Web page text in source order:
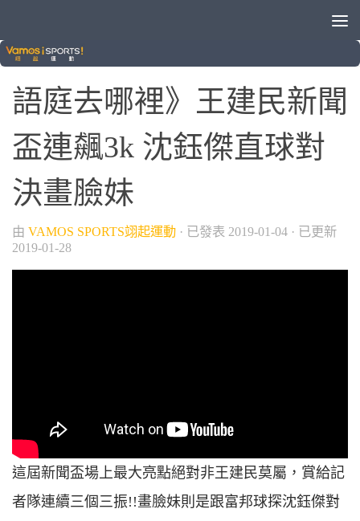
VAMOS自製節目
語庭去哪裡》王建民新聞
盃連飆3k 沈鈺傑直球對
決畫臉妹
由 VAMOS SPORTS翊起運動 · 已發表 2019-01-04 · 已更新
2019-01-28
這屆新聞盃場上最大亮點絕對非王建民莫屬，賞給記
者隊連續三個三振!!畫臉妹則是跟富邦球探沈鈺傑對